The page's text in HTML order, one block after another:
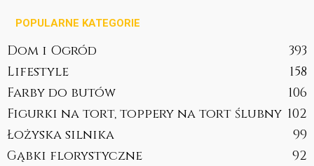
POPULARNE KATEGORIE
Dom i Ogród
393
Lifestyle
158
Farby do butów
106
Figurki na tort, toppery na tort ślubny 102
Łożyska silnika
99
Gąbki florystyczne
92